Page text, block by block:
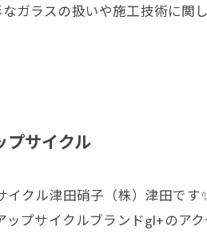
ガラスの扱いや施工技術に関
プサイクル
イクル津田硝子（株）津田で
ップサイクルブランドgl+のア